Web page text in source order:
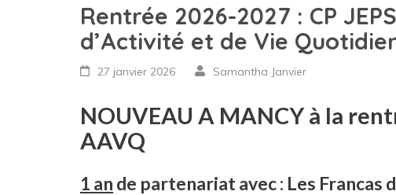
Rentrée 2026-2027 : CP
d’Activité et de Vie
27 janvier 2026 Samantha Janvier
NOUVEAU A MANCY à la
AAVQ
1 an de partenariat avec : Les